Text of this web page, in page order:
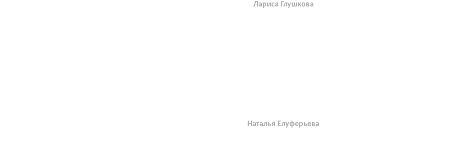
Лариса Глушкова
Наталья Елуферьева